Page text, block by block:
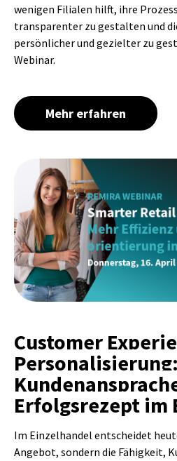
wenigen Filialen hilft, ihre
transparenter zu gestalten und
persönlicher und gezielter zu
Webinar.
Mehr erfahren
Customer
Erfolgsrezept im
Im Einzelhandel entscheidet
Angebot, sondern die Fähigkeit,